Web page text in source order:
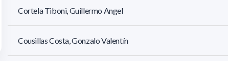
Cortela Tiboni, Guillermo Angel
Cousillas Costa, Gonzalo Valentín